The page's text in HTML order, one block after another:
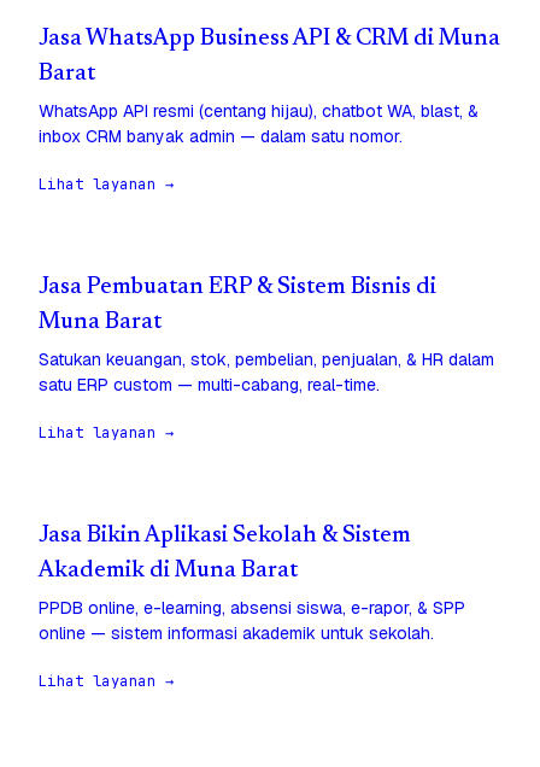
Jasa WhatsApp Business API & CRM di Muna
Barat
WhatsApp API resmi (centang hijau), chatbot WA, blast, &
inbox CRM banyak admin — dalam satu nomor.
Lihat layanan →
Jasa Pembuatan ERP & Sistem Bisnis di
Muna Barat
Satukan keuangan, stok, pembelian, penjualan, & HR dalam
satu ERP custom — multi-cabang, real-time.
Lihat layanan →
Jasa Bikin Aplikasi Sekolah & Sistem
Akademik di Muna Barat
PPDB online, e-learning, absensi siswa, e-rapor, & SPP
online — sistem informasi akademik untuk sekolah.
Lihat layanan →